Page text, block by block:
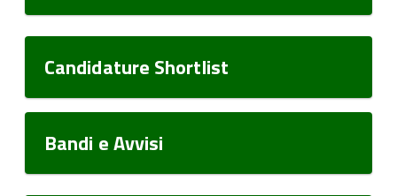
Candidature Shortlist
Bandi e Avvisi